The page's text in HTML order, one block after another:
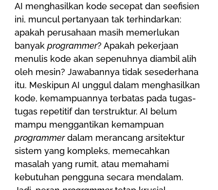
AI menghasilkan kode secepat dan seefisien
ini, muncul pertanyaan tak terhindarkan:
apakah perusahaan masih memerlukan
banyak programmer? Apakah pekerjaan
menulis kode akan sepenuhnya diambil alih
oleh mesin? Jawabannya tidak sesederhana
itu. Meskipun AI unggul dalam menghasilkan
kode, kemampuannya terbatas pada tugas-
tugas repetitif dan terstruktur. AI belum
mampu menggantikan kemampuan
programmerdalam merancang arsitektur
sistem yang kompleks, memecahkan
masalah yang rumit, atau memahami
kebutuhan pengguna secara mendalam.